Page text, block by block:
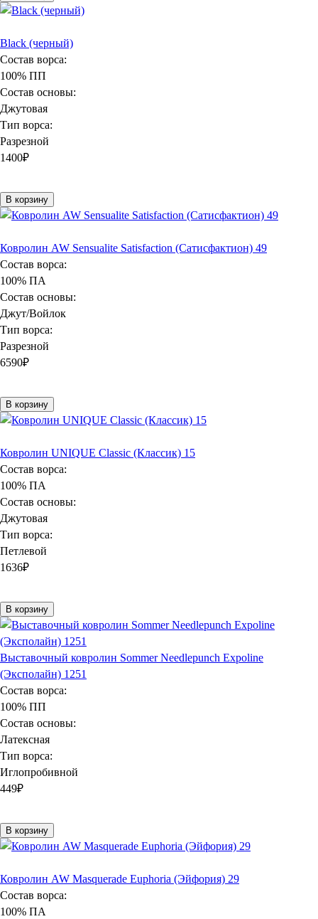
Black (черный)
Состав ворса:
100% ПП
Состав основы:
Джутовая
Тип ворса:
Разрезной
1400₽
В корзину
Ковролин AW Sensualite Satisfaction (Сатисфактион) 49
Состав ворса:
100% ПА
Состав основы:
Джут/Войлок
Тип ворса:
Разрезной
6590₽
В корзину
Ковролин UNIQUE Classic (Классик) 15
Состав ворса:
100% ПА
Состав основы:
Джутовая
Тип ворса:
Петлевой
1636₽
В корзину
Выставочный ковролин Sommer Needlepunch Expoline
(Эксполайн) 1251
Состав ворса:
100% ПП
Состав основы:
Латексная
Тип ворса:
Иглопробивной
449₽
В корзину
Ковролин AW Masquerade Euphoria (Эйфория) 29
Состав ворса:
100% ПА